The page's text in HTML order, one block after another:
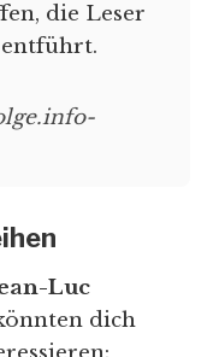
die Leser
Luc
dich